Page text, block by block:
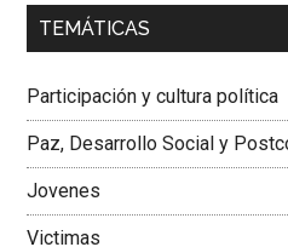
00:00
Dra. Carolina Corcho Mejía,
Colombiana
TEMÁTICAS
Participación y cultura política
Paz, Desarrollo Social y
Jovenes
Victimas